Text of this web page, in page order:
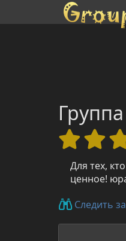
Для тех,
ценное!
Следить
Имя пользователя или